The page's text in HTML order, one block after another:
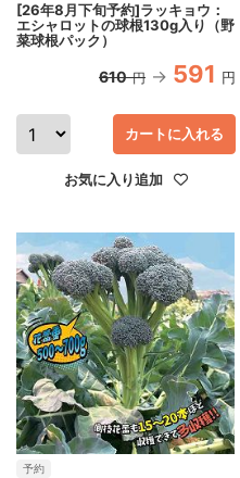
[26年8月下旬予約]ラッキョウ：
エシャロットの球根130g入り（野
菜球根パック）
610 円 591 円
お気に入り追加
カートに入れる
予約